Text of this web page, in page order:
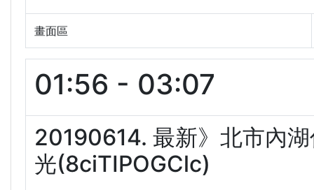
畫面區
01:56 - 03:07
20190614. 最新》北市內
光(8ciTIPOGClc)